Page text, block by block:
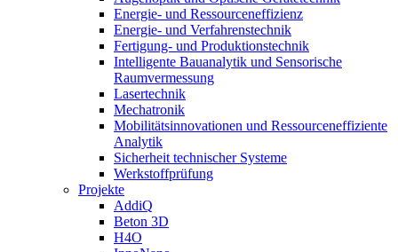
Energie- und Ressourceneffizienz
Energie- und Verfahrenstechnik
Fertigung- und Produktionstechnik
Intelligente Bauanalytik und Sensorische
Raumvermessung
Lasertechnik
Mechatronik
Mobilitätsinnovationen und Ressourceneffiziente
Analytik
Sicherheit technischer Systeme
Werkstoffprüfung
Projekte
AddiQ
Beton 3D
H4O